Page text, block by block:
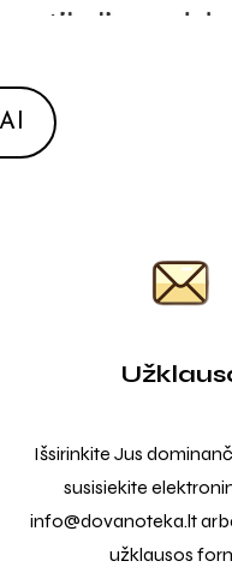
Išsirinkite Jus
susisiekite
info@dovanoteka.lt
užklausos